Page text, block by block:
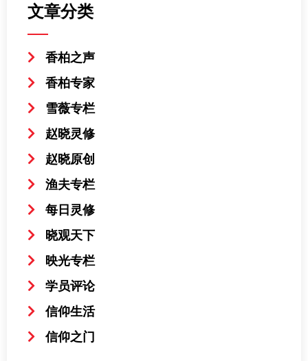
文章分类
香柏之声
香柏专家
雪薇专栏
赵晓灵修
赵晓原创
渔夫专栏
每日灵修
晓观天下
映光专栏
学员评论
信仰生活
信仰之门